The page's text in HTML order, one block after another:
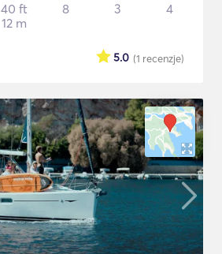
40 ft
12 m
8 3 4
(1 recenzje)
5.0